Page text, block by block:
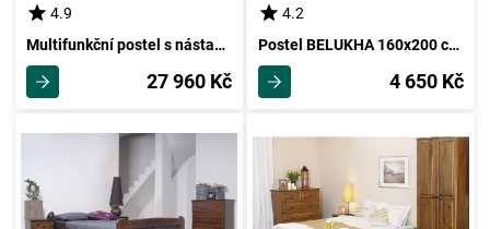
4.9
Multifunkční postel s nástavcem CEDUNA, dub sonoma/bílá, 5 let záruka
27 960 Kč
4.2
Postel BELUKHA 160x200 cm s roštem, masiv borovice
4 650 Kč